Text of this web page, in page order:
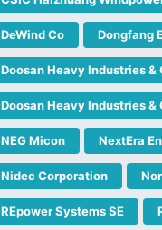
DeWind Co Dongfang
Doosan Heavy Industries
Doosan Heavy Industries
NEG Micon NextEra
Nidec Corporation
REpower Systems SE